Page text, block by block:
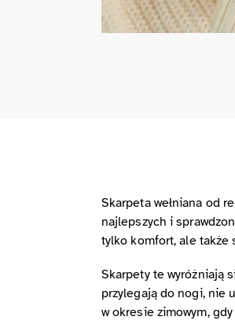
Skarpeta wełniana od
najlepszych i
tylko komfort, ale także
Skarpety te wyróżniają
przylegają do nogi, nie
w okresie zimowym,